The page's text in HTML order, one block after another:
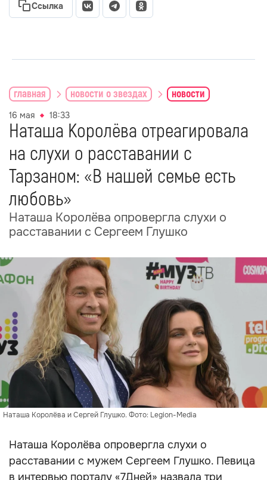
Ссылка
главная новости о звездах новости
16 мая 18:33
Наташа Королёва отреагировала
на слухи о расставании с
Тарзаном: «В нашей семье есть
любовь»
Наташа Королёва опровергла слухи о
расставании с Сергеем Глушко
Наташа Королёва и Сергей Глушко. Фото: Legion-Media
Наташа Королёва опровергла слухи о
расставании с мужем Сергеем Глушко. Певица
в интервью порталу «7Дней» назвала три